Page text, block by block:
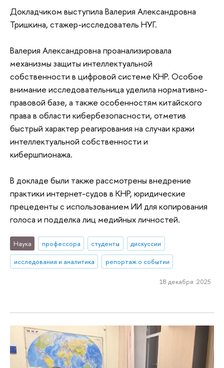
Докладчиком выступила Валерия Александровна
Тришкина, стажер-исследователь НУГ.
Валерия Александровна проанализировала
механизмы защиты интеллектуальной
собственности в цифровой системе КНР. Особое
внимание исследовательница уделила нормативно-
правовой базе, а также особенностям китайского
права в области кибербезопасности, отметив
быстрый характер реагирования на случаи кражи
интеллектуальной собственности и
кибершпионажа.
В докладе были также рассмотрены внедрение
практики интернет-судов в КНР, юридические
прецеденты с использованием ИИ для копирования
голоса и подделка лиц медийных личностей.
Наука профессора студенты
дискуссии
исследования и аналитика
репортаж о событии
18 декабря 2025